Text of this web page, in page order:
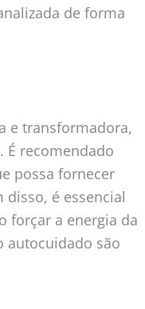
de forma
e transformadora,
É recomendado
possa fornecer
é essencial
forçar a energia da
autocuidado são